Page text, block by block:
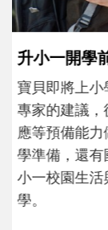
和孩子一
不同模樣
沒有人天
次「前所
大。從給
主、角色